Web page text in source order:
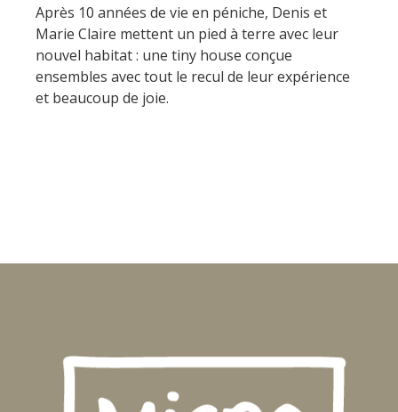
Après 10 années de vie en péniche, Denis et
Marie Claire mettent un pied à terre avec leur
nouvel habitat : une tiny house conçue
ensembles avec tout le recul de leur expérience
et beaucoup de joie.